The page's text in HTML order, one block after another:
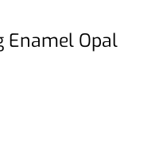
Enamel Opal